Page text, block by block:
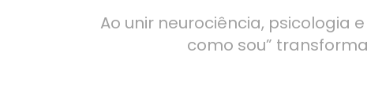
Ao unir neurociência, psicologia
como sou”